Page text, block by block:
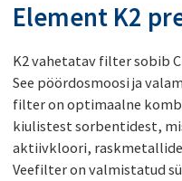
Element K2
K2 vahetatav filter sobib
See pöördosmoosi ja
filter on optimaalne
kiulistest sorbentidest,
aktiivkloori, raskmetallide
Veefilter on valmistatud